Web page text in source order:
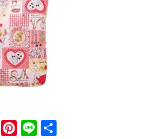
E Pi Li